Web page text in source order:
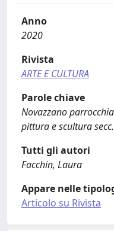
Anno
2020
Rivista
ARTE E CULTURA
Parole chiave
Novazzano
pittura e scultura secc.
Tutti gli autori
Facchin, Laura
Appare nelle
Articolo su Rivista